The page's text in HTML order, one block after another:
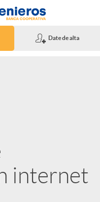
Date de alta
internet